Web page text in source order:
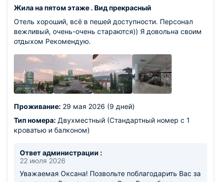
Жила на пятом этаже . Вид прекрасный
Отель хороший, всё в пешей доступности. Персонал
вежливый, очень-очень стараются)) Я довольна своим
отдыхом Рекомендую.
Проживание: 29 мая 2026 (9 дней)
Тип номера: Двухместный (Стандартный номер с 1
кроватью и балконом)
Ответ администрации :
22 июля 2026
Уважаемая Оксана! Позвольте поблагодарить Вас за